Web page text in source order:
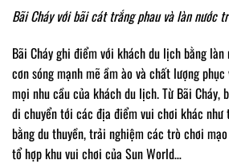
Bãi Cháy với bãi cát trắng phau và làn nước
Bãi Cháy ghi điểm với khách du lịch bằng
cơn sóng mạnh mẽ ầm ào và chất lượng
mọi nhu cầu của khách du lịch. Từ Bãi Cháy,
di chuyển tới các địa điểm vui chơi khác như
bằng du thuyền, trải nghiệm các trò chơi
tổ hợp khu vui chơi của Sun World…